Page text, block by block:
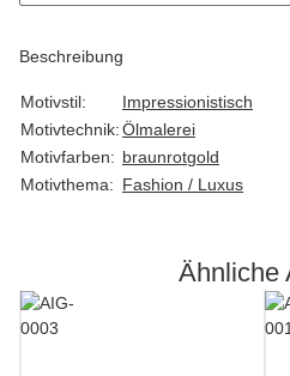
Beschreibung
Motivstil:
Impressionistisch
Motivtechnik:Ölmalerei
Motivfarben: braunrotgold
Motivthema: Fashion / Luxus
Ähnliche